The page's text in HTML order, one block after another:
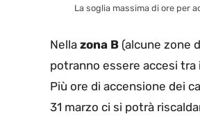
La soglia massima di ore per
Nella zona B (alcune zone
potranno essere accesi tra
Più ore di accensione dei
31 marzo ci si potrà